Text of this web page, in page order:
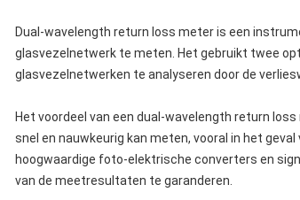
Dual-wavelength return loss meter is een
glasvezelnetwerk te meten. Het gebruikt twee
glasvezelnetwerken te analyseren door de
Het voordeel van een dual-wavelength return
snel en nauwkeurig kan meten, vooral in het
hoogwaardige foto-elektrische converters en
van de meetresultaten te garanderen.